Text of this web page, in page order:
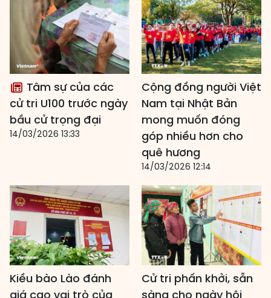
Tâm sự của các
cử tri U100 trước ngày
bầu cử trọng đại
14/03/2026 13:33
Cộng đồng người Việt
Nam tại Nhật Bản
mong muốn đóng
góp nhiều hơn cho
quê hương
14/03/2026 12:14
Kiều bào Lào đánh
giá cao vai trò của
Cử tri phấn khởi, sẵn
sàng cho ngày hội